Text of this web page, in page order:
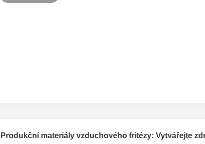
Produkční materiály vzduchového fritézy: Vytvářejte